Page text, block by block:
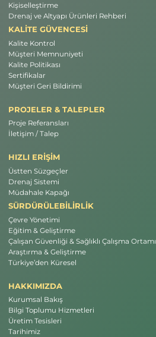
Kişiselleştirme
Drenaj ve Altyapı Ürünleri Rehberi
KALİTE GÜVENCESİ
Kalite Kontrol
Müşteri Memnuniyeti
Kalite Politikası
Sertifikalar
Müşteri Geri Bildirimi
PROJELER & TALEPLER
Proje Referansları
İletişim / Talep
HIZLI ERİŞİM
Üstten Süzgeçler
Drenaj Sistemi
Müdahale Kapağı
SÜRDÜRÜLEBİLİRLİK
Çevre Yönetimi
Eğitim & Geliştirme
Çalışan Güvenliği & Sağlıklı Çalışma Ortamı
Araştırma & Geliştirme
Türkiye’den Küresel
HAKKIMIZDA
Kurumsal Bakış
Bilgi Toplumu Hizmetleri
Üretim Tesisleri
Tarihimiz